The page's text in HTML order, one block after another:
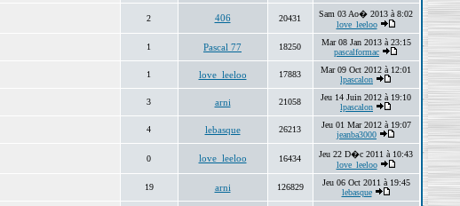
2 406 20431
Sam 03 Ao� 2013 à 8:02
love_leeloo
1 Pascal 77 18250
Mar 08 Jan 2013 à 23:15
pascalformac
1 love_leeloo 17883
Mar 09 Oct 2012 à 12:01
lpascalon
3 arni 21058
Jeu 14 Juin 2012 à 19:10
lpascalon
4 lebasque 26213
Jeu 01 Mar 2012 à 19:07
jeanba3000
0 love_leeloo 16434
Jeu 22 D�c 2011 à 10:43
love_leeloo
19 arni 126829
Jeu 06 Oct 2011 à 19:45
lebasque